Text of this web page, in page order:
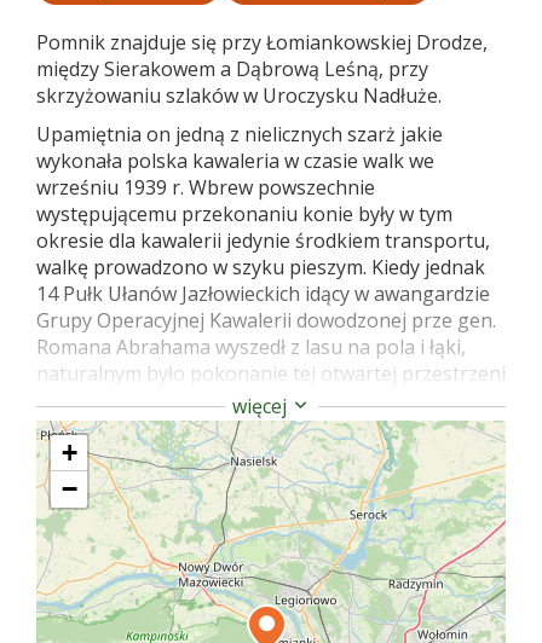
Pomnik znajduje się przy Łomiankowskiej Drodze,
między Sierakowem a Dąbrową Leśną, przy
skrzyżowaniu szlaków w Uroczysku Nadłuże.
Upamiętnia on jedną z nielicznych szarż jakie
wykonała polska kawaleria w czasie walk we
wrześniu 1939 r. Wbrew powszechnie
występującemu przekonaniu konie były w tym
okresie dla kawalerii jedynie środkiem transportu,
walkę prowadzono w szyku pieszym. Kiedy jednak
14 Pułk Ułanów Jazłowieckich idący w awangardzie
Grupy Operacyjnej Kawalerii dowodzonej prze gen.
Romana Abrahama wyszedł z lasu na pola i łąki,
naturalnym było pokonanie tej otwartej przestrzeni
galopem. Pułkownik Edward Godlewski – dowódca
pułku wydał rozkaz do szarży. Natarcie poprowadził
dowódca czołowego 3. szwadronu por. Marian
Walicki. Niemiecka piechota i pojazdy pancerne
znajdujące się w Wólce Węglowej i Mościskach nie
zdołały zorganizować obrony wobec impetu tego
ataku. Wprawdzie broń maszynowa zadała duże
straty atakującym, to jednak zdołali oni przełamać
obronę i spowodowali odwrót przeciwnika.
więcej
+
−